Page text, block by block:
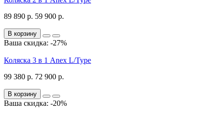
89 890 р. 59 900 р.
В корзину
Ваша скидка: -27%
Коляска 3 в 1 Anex L/Type
99 380 р. 72 900 р.
В корзину
Ваша скидка: -20%